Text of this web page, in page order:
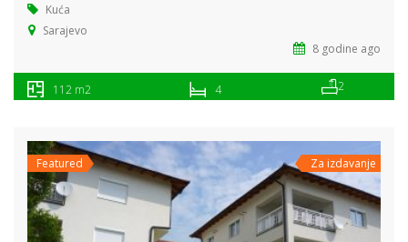
Kuća
Sarajevo
8 godine ago
112 m2 4 2
Featured Za izdavanje